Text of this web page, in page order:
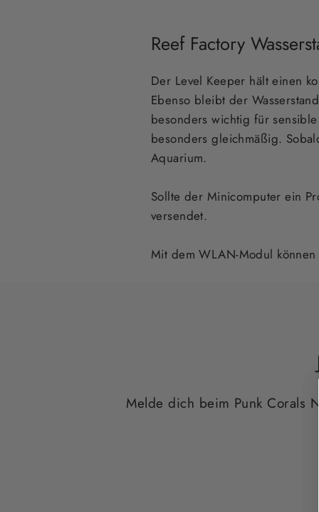
Reef Factory
Der Level Keeper hält einen
Ebenso bleibt der
besonders wichtig für
besonders gleichmäßig.
Aquarium.
Sollte der Minicomputer ein
versendet.
Mit dem WLAN-Modul
Melde dich beim Punk Corals